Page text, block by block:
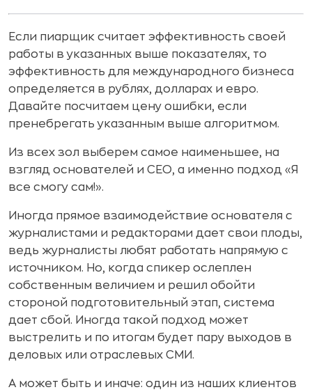
Если пиарщик считает эффективность своей
работы в указанных выше показателях, то
эффективность для международного бизнеса
определяется в рублях, долларах и евро.
Давайте посчитаем цену ошибки, если
пренебрегать указанным выше алгоритмом.
Из всех зол выберем самое наименьшее, на
взгляд основателей и СЕО, а именно подход «Я
все смогу сам!».
Иногда прямое взаимодействие основателя с
журналистами и редакторами дает свои плоды,
ведь журналисты любят работать напрямую с
источником. Но, когда спикер ослеплен
собственным величием и решил обойти
стороной подготовительный этап, система
дает сбой. Иногда такой подход может
выстрелить и по итогам будет пару выходов в
деловых или отраслевых СМИ.
А может быть и иначе: один из наших клиентов